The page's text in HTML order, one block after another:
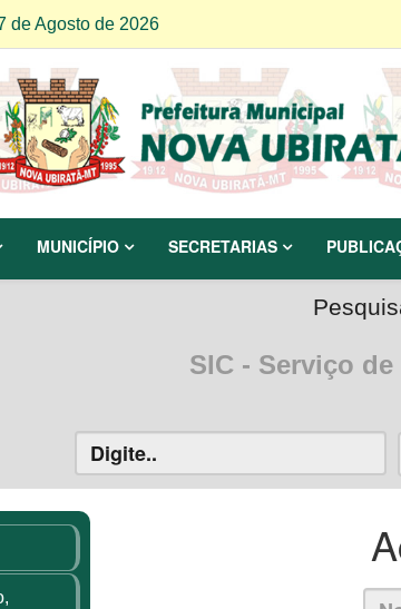
de Agosto de 2026
MUNICÍPIO SECRETARIAS
SIC - Serviço